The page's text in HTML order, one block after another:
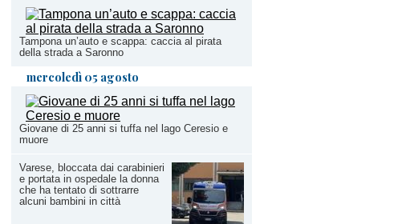
Tampona un’auto e scappa: caccia al pirata
della strada a Saronno
mercoledì 05 agosto
Giovane di 25 anni si tuffa nel lago Ceresio e
muore
Varese, bloccata dai carabinieri
e portata in ospedale la donna
che ha tentato di sottrarre
alcuni bambini in città